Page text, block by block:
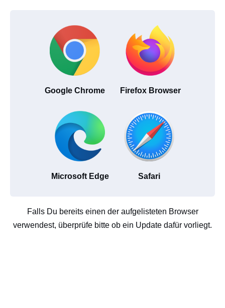
Google Chrome Firefox Browser
Microsoft Edge Safari
Falls Du bereits einen der aufgelisteten Browser
verwendest, überprüfe bitte ob ein Update dafür vorliegt.